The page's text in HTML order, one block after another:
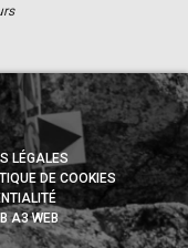
LÉGALES
DE COOKIES
A3 WEB